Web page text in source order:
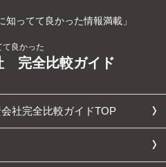
知ってて良かった情報満載」
て良かった
完全比較ガイド
社完全比較ガイドTOP